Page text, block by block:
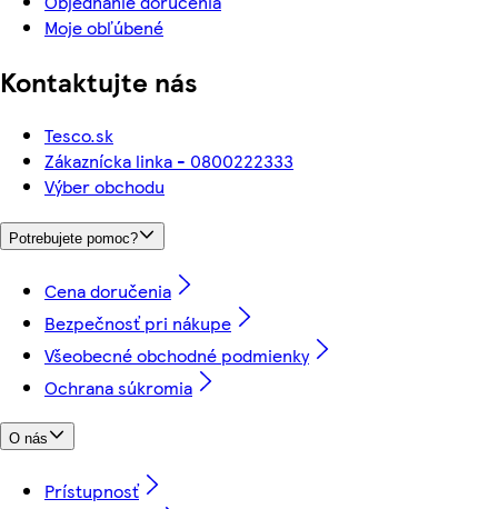
Moje obľúbené
Kontaktujte nás
Tesco.sk
Zákaznícka linka - 0800222333
Výber obchodu
Potrebujete pomoc?
Cena doručenia
Bezpečnosť pri nákupe
Všeobecné obchodné podmienky
Ochrana súkromia
O nás
Prístupnosť